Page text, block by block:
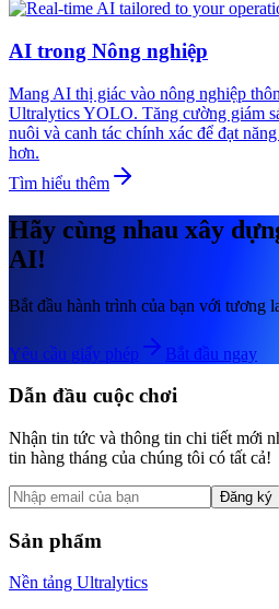
AI trong Nông nghiệp
Mang AI thị giác vào nông nghiệp
Ultralytics YOLO. Tăng cường giám
nuôi và canh tác chính xác để đạt
hơn.
Tìm hiểu thêm
Hãy cùng nhau xây
AI!
Bắt đầu hành trình của bạn với tương
Yêu cầu giấy phép Bắt đầu ngay
Dẫn đầu cuộc chơi
Nhận tin tức và thông tin chi tiết mới
tin hàng tháng của chúng tôi có tất cả!
Đăng ký
Sản phẩm
Nền tảng Ultralytics